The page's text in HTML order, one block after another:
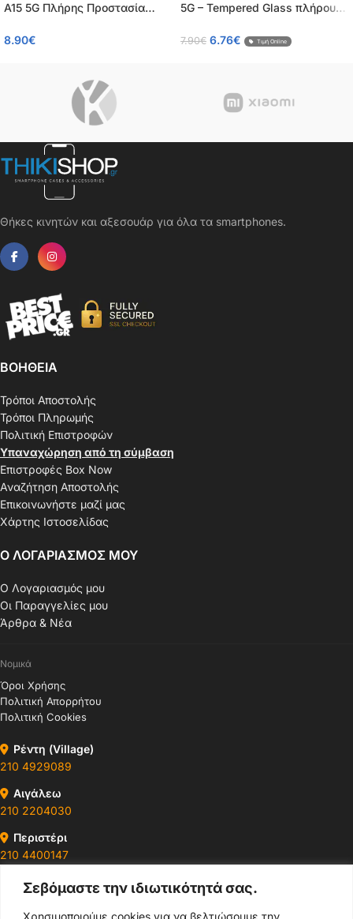
Σεβόμαστε την ιδιωτικότητά σας.
Χρησιμοποιούμε cookies για να βελτιώσουμε την
A15 5G Πλήρης Προστασία
Κάλυψη 100%, OEM, 0.26mm
8.90€
5G – Tempered Glass πλήρους
7.90€ 6.76€ Τιμή Online
Θήκες κινητών και αξεσουάρ για όλα τα smartphones.
ΒΟΗΘΕΙΑ
Τρόποι Αποστολής
Τρόποι Πληρωμής
Πολιτική Επιστροφών
Υπαναχώρηση από τη σύμβαση
Επιστροφές Box Now
Αναζήτηση Αποστολής
Επικοινωνήστε μαζί μας
Χάρτης Ιστοσελίδας
Ο ΛΟΓΑΡΙΑΣΜΟΣ ΜΟΥ
Ο Λογαριασμός μου
Οι Παραγγελίες μου
Άρθρα & Νέα
Νομικά
Όροι Χρήσης
Πολιτική Απορρήτου
Πολιτική Cookies
Ρέντη (Village)
210 4929089
Αιγάλεω
210 2204030
Περιστέρι
210 4400147
Ωράρια & Διευθύνσεις →